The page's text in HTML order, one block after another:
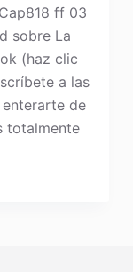
ff 03
sobre La
(haz clic
a las
de
totalmente